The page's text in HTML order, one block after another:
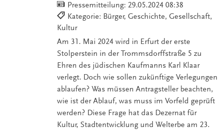
Pressemitteilung: 29.05.2024 08:38
Kategorie: Bürger, Geschichte, Gesellschaft,
Kultur
Am 31. Mai 2024 wird in Erfurt der erste
Stolperstein in der Trommsdorffstraße 5 zu
Ehren des jüdischen Kaufmanns Karl Klaar
verlegt. Doch wie sollen zukünftige Verlegungen
ablaufen? Was müssen Antragsteller beachten,
wie ist der Ablauf, was muss im Vorfeld geprüft
werden? Diese Frage hat das Dezernat für
Kultur, Stadtentwicklung und Welterbe am 23.